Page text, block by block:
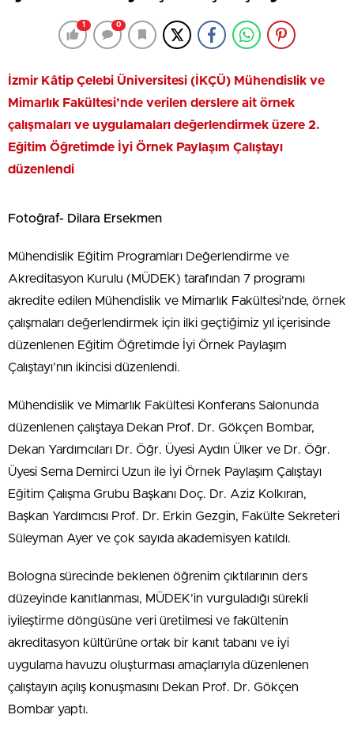
1 0
İzmir Kâtip Çelebi Üniversitesi (İKÇÜ) Mühendislik ve
Mimarlık Fakültesi’nde verilen derslere ait örnek
çalışmaları ve uygulamaları değerlendirmek üzere 2.
Eğitim Öğretimde İyi Örnek Paylaşım Çalıştayı
düzenlendi
Fotoğraf- Dilara Ersekmen
Mühendislik Eğitim Programları Değerlendirme ve
Akreditasyon Kurulu (MÜDEK) tarafından 7 programı
akredite edilen Mühendislik ve Mimarlık Fakültesi’nde, örnek
çalışmaları değerlendirmek için ilki geçtiğimiz yıl içerisinde
düzenlenen Eğitim Öğretimde İyi Örnek Paylaşım
Çalıştayı’nın ikincisi düzenlendi.
Mühendislik ve Mimarlık Fakültesi Konferans Salonunda
düzenlenen çalıştaya Dekan Prof. Dr. Gökçen Bombar,
Dekan Yardımcıları Dr. Öğr. Üyesi Aydın Ülker ve Dr. Öğr.
Üyesi Sema Demirci Uzun ile İyi Örnek Paylaşım Çalıştayı
Eğitim Çalışma Grubu Başkanı Doç. Dr. Aziz Kolkıran,
Başkan Yardımcısı Prof. Dr. Erkin Gezgin, Fakülte Sekreteri
Süleyman Ayer ve çok sayıda akademisyen katıldı.
Bologna sürecinde beklenen öğrenim çıktılarının ders
düzeyinde kanıtlanması, MÜDEK’in vurguladığı sürekli
iyileştirme döngüsüne veri üretilmesi ve fakültenin
akreditasyon kültürüne ortak bir kanıt tabanı ve iyi
uygulama havuzu oluşturması amaçlarıyla düzenlenen
çalıştayın açılış konuşmasını Dekan Prof. Dr. Gökçen
Bombar yaptı.